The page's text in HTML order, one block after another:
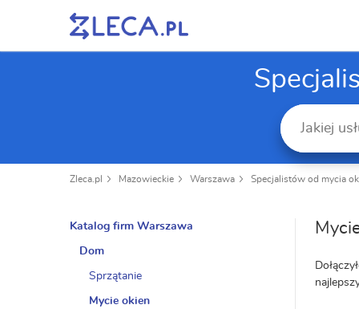
Zleca.pl Mazowieckie Warszawa Specjalistów od mycia
Katalog firm Warszawa
Dom
Sprzątanie
Mycie okien